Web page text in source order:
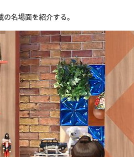
名場面を紹介する。